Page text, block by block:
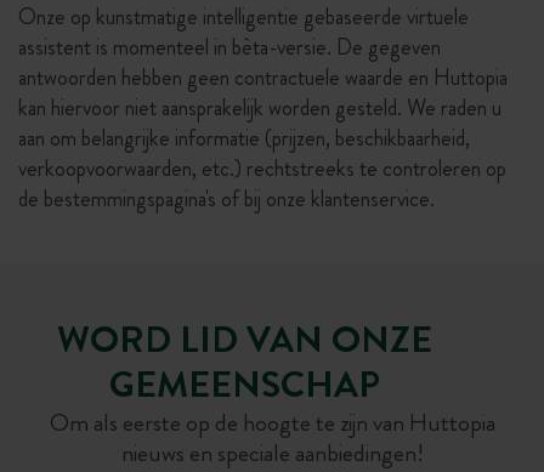
Onze op kunstmatige intelligentie gebaseerde virtuele
assistent is momenteel in bèta-versie. De gegeven
antwoorden hebben geen contractuele waarde en Huttopia
kan hiervoor niet aansprakelijk worden gesteld. We raden u
aan om belangrijke informatie (prijzen, beschikbaarheid,
verkoopvoorwaarden, etc.) rechtstreeks te controleren op
de bestemmingspagina's of bij onze klantenservice.
WORD LID VAN ONZE
GEMEENSCHAP
Om als eerste op de hoogte te zijn van Huttopia
nieuws en speciale aanbiedingen!